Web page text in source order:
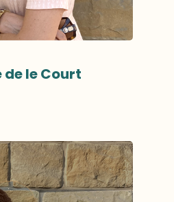
le Court